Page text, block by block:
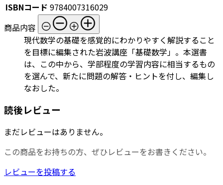
ISBNコード 9784007316029
商品内容
現代数学の基礎を感覚的にわかりやすく解説すること
を目標に編集された岩波講座「基礎数学」。本選書
は、この中から、学部程度の学習内容に相当するもの
を選んで、新たに問題の解答・ヒントを付し、編集し
なおした。
読後レビュー
まだレビューはありません。
この商品をお持ちの方、ぜひレビューをお書きください。
レビューを投稿する